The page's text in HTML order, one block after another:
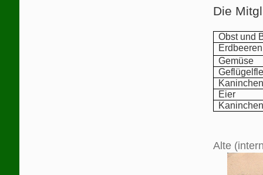
Die
Obst und
Erdbeeren
Gemüse
Eier
Alte